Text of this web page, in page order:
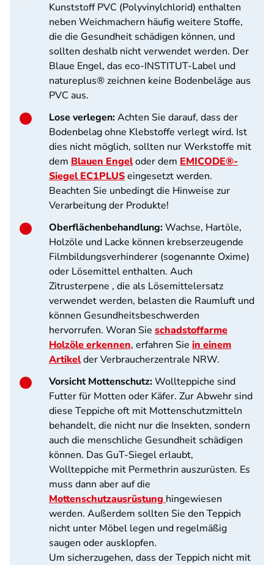
Kunststoff PVC (Polyvinylchlorid) enthalten
neben Weichmachern häufig weitere Stoffe,
die die Gesundheit schädigen können, und
sollten deshalb nicht verwendet werden. Der
Blaue Engel, das eco-INSTITUT-Label und
natureplus® zeichnen keine Bodenbeläge aus
PVC aus.
Lose verlegen:Achten Sie darauf, dass der
Bodenbelag ohne Klebstoffe verlegt wird. Ist
dies nicht möglich, sollten nur Werkstoffe mit
dem Blauen Engeloder dem EMICODE®-
Siegel EC1PLUSeingesetzt werden.
Beachten Sie unbedingt die Hinweise zur
Verarbeitung der Produkte!
Oberflächenbehandlung:Wachse, Hartöle,
Holzöle und Lacke können krebserzeugende
Filmbildungsverhinderer (sogenannte Oxime)
oder Lösemittel enthalten. Auch
Zitrusterpene , die als Lösemittelersatz
verwendet werden, belasten die Raumluft und
können Gesundheitsbeschwerden
hervorrufen. Woran Sie schadstoffarme
Holzöle erkennen, erfahren Sie in einem
Artikelder Verbraucherzentrale NRW.
Vorsicht Mottenschutz:Wollteppiche sind
Futter für Motten oder Käfer. Zur Abwehr sind
diese Teppiche oft mit Mottenschutzmitteln
behandelt, die nicht nur die Insekten, sondern
auch die menschliche Gesundheit schädigen
können. Das GuT-Siegel erlaubt,
Wollteppiche mit Permethrin auszurüsten. Es
muss dann aber auf die
Mottenschutzausrüstung hingewiesen
werden. Außerdem sollten Sie den Teppich
nicht unter Möbel legen und regelmäßig
saugen oder ausklopfen.
Um sicherzugehen, dass der Teppich nicht mit